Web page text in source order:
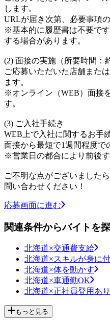
します。
URLが届き次第、必要事項
※基本的に履歴書は不要で
する場合があります。
(2) 面接の実施（所要時間：
ご応募いただいた店舗また
ます。
※オンライン（WEB）面接
す。
(3) ご入社手続き
WEB上で入社に関するお手
面接から最短で1週間程度で
※営業日の都合により前後す
ご不明な点がございました
問い合わせください！
応募画面に進む
関連条件からバイトを
北海道×交通費支給
北海道×スキルが身に付
北海道×体を動かす
北海道×車通勤OK
北海道×正社員登用あり
もっと見る